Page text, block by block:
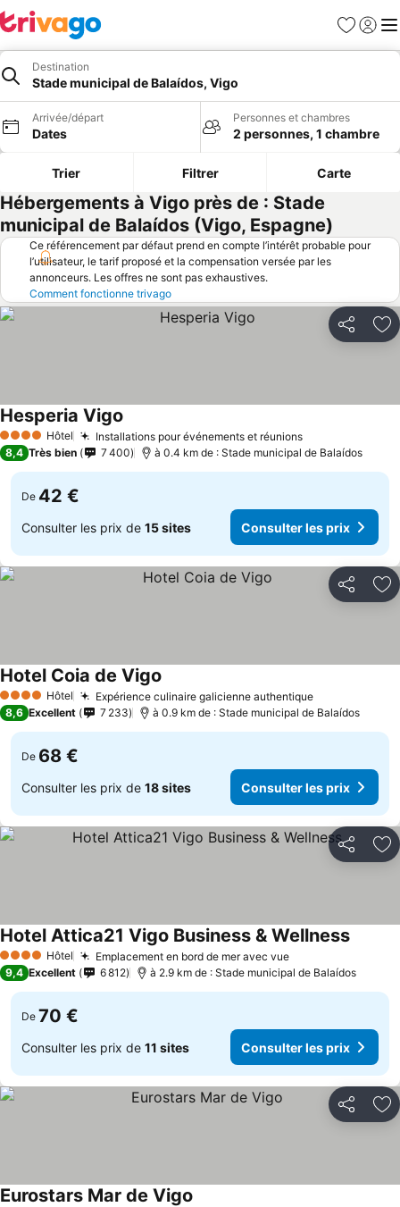
Favoris
Se
Destination
Stade municipal de Balaídos, Vigo
Arrivée/départ
Dates
Personnes et chambres
2 personnes, 1 chambre
Trier Filtrer Carte
Hébergements à Vigo près de : Stade
municipal de Balaídos (Vigo, Espagne)
Ce référencement par défaut prend en compte l’intérêt probable pour
l’utilisateur, le tarif proposé et la compensation versée par les
annonceurs. Les offres ne sont pas exhaustives.
Comment fonctionne trivago
Partager
4 Étoiles Hôtel Installations pour événements et réunions
Hesperia Vigo
8,4 Très bien 7 400 à 0.4 km de : Stade municipal de Balaídos
De 42 €
Consulter les prix de 15 sites Consulter les prix
Partager
4 Étoiles Hôtel Expérience culinaire galicienne authentique
Hotel Coia de Vigo
8,6 Excellent 7 233 à 0.9 km de : Stade municipal de Balaídos
De 68 €
Consulter les prix de 18 sites Consulter les prix
Partager
4 Étoiles Hôtel Emplacement en bord de mer avec vue
Hotel Attica21 Vigo Business & Wellness
9,4 Excellent 6 812 à 2.9 km de : Stade municipal de Balaídos
De 70 €
Consulter les prix de 11 sites Consulter les prix
Partager
Eurostars Mar de Vigo